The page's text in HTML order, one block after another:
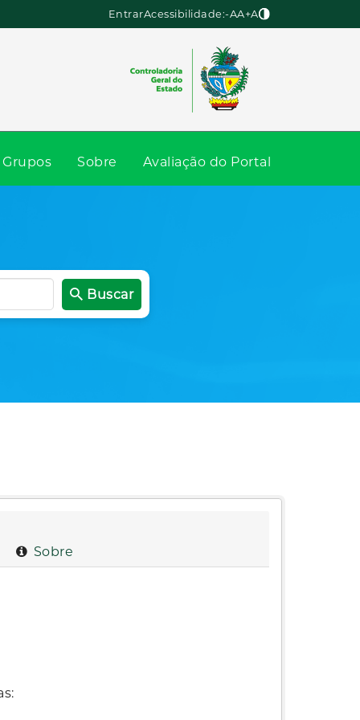
EntrarAcessibilidade:-AA+A
Grupos Sobre Avaliação do Portal
Buscar
Sobre